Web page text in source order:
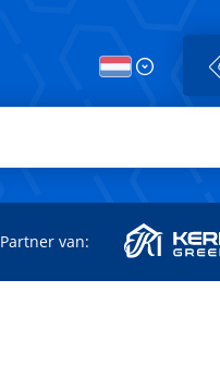
Partner van: